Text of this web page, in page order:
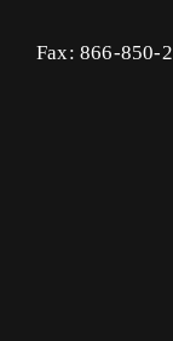
Fax: 866-850-